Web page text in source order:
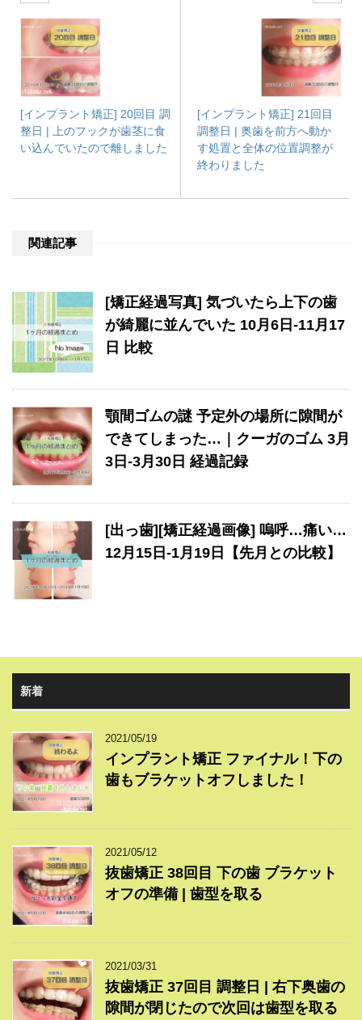
[インプラント矯正] 20回目 調
整日 | 上のフックが歯茎に食
い込んでいたので離しました
[インプラント矯正] 21回目
調整日 | 奥歯を前方へ動か
す処置と全体の位置調整が
終わりました
関連記事
[矯正経過写真] 気づいたら上下の歯
が綺麗に並んでいた 10月6日-11月17
日 比較
顎間ゴムの謎 予定外の場所に隙間が
できてしまった…｜クーガのゴム 3月
3日-3月30日 経過記録
[出っ歯][矯正経過画像] 嗚呼…痛い…
12月15日-1月19日【先月との比較】
新着
2021/05/19
インプラント矯正 ファイナル！下の
歯もブラケットオフしました！
2021/05/12
抜歯矯正 38回目 下の歯 ブラケット
オフの準備 | 歯型を取る
2021/03/31
抜歯矯正 37回目 調整日 | 右下奥歯の
隙間が閉じたので次回は歯型を取る